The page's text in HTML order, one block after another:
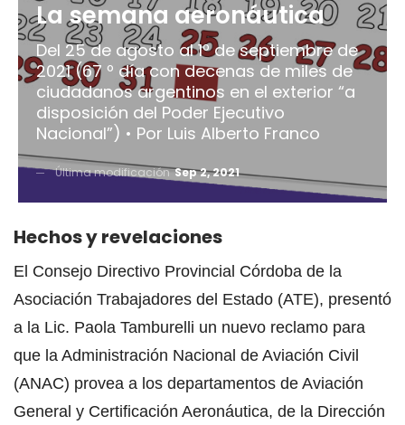
La semana aeronáutica
Del 25 de agosto al 1º de septiembre de
2021 (67 º día con decenas de miles de
ciudadanos argentinos en el exterior “a
disposición del Poder Ejecutivo
Nacional”) • Por Luis Alberto Franco
Última modificaciónSep 2, 2021
Hechos y revelaciones
El Consejo Directivo Provincial Córdoba de la
Asociación Trabajadores del Estado (ATE), presentó
a la Lic. Paola Tamburelli un nuevo reclamo para
que la Administración Nacional de Aviación Civil
(ANAC) provea a los departamentos de Aviación
General y Certificación Aeronáutica, de la Dirección